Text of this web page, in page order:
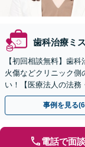
歯科治療ミス
【初回相談無料】歯
火傷などクリニック側
い！【医療法人の法務
ドバイスで、納得ので
事例を見る
電話で面